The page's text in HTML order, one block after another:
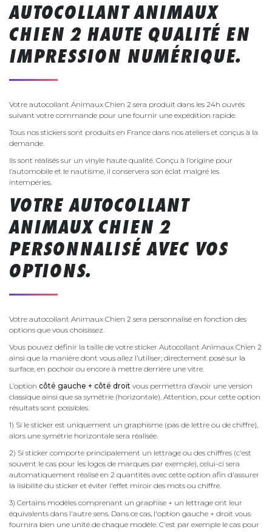
AUTOCOLLANT ANIMAUX
CHIEN 2 HAUTE QUALITÉ EN
IMPRESSION NUMÉRIQUE.
Votre autocollant Animaux Chien 2 sera produit dans les 24h ouvrés
suivant votre commande pour une fournir une expédition rapide.
Tous nos stickers sont produits en France dans nos ateliers et conçus à la
demande.
Ils sont réalisés sur un vinyle haute qualité. Conçu à l’origine pour
l’automobile et le nautisme, il conservera son éclat malgré les
intempéries.
VOTRE AUTOCOLLANT
ANIMAUX CHIEN 2
PERSONNALISÉ AVEC VOS
OPTIONS.
Votre autocollant Animaux Chien 2 sera personnalisé en fonction des
options que vous choisissez.
Vous pouvez définir la taille de votre sticker Autocollant Animaux Chien 2
ainsi que la manière dont vous allez l’utiliser; directement posé sur la
surface, en pochoir ou encore à mettre derrière une vitre.
L’option côté gauche + côté droit vous permettra d’avoir une version
classique ainsi que sa symétrie (horizontale). Attention, pour cette option
résultats sont possibles.
1) Si le sticker est uniquement un graphisme (pas de lettre ou de chiffre),
alors une symétrie horizontale sera réalisée.
2) Si sticker comporte principalement un lettrage ou des chiffres (c'est
souvent le cas pour les logos de marques par exemple), celui-ci sera
automatiquement réalisé en 2 quantités avec cette option afin d'assurer
la lisibilité du sticker et éviter l'effet miroir des mots ou chiffre.
3) Certains modèles comprenant un graphise + un lettrage ont leur
équivalents dans l'autre sens. Dans ce cas, l'option gauche + droit vous
fournira bien une unité de chaque modèle. C'est par exemple le cas pour